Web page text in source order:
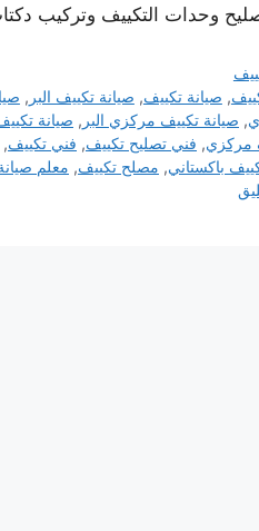
وحدات التكييف وتركيب
, صيانة تكييف, صيانة تكييف البر ,
, صيانة تكييف مركزي البر , صيانة
مركزي, فني تصليح تكييف, فني تكييف,
باكستاني, مصلح تكييف, معلم